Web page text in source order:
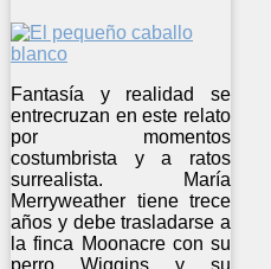
Fantasía y realidad se
entrecruzan en este relato
por momentos
costumbrista y a ratos
surrealista. María
Merryweather tiene trece
años y debe trasladarse a
la finca Moonacre con su
perro Wiggins y su